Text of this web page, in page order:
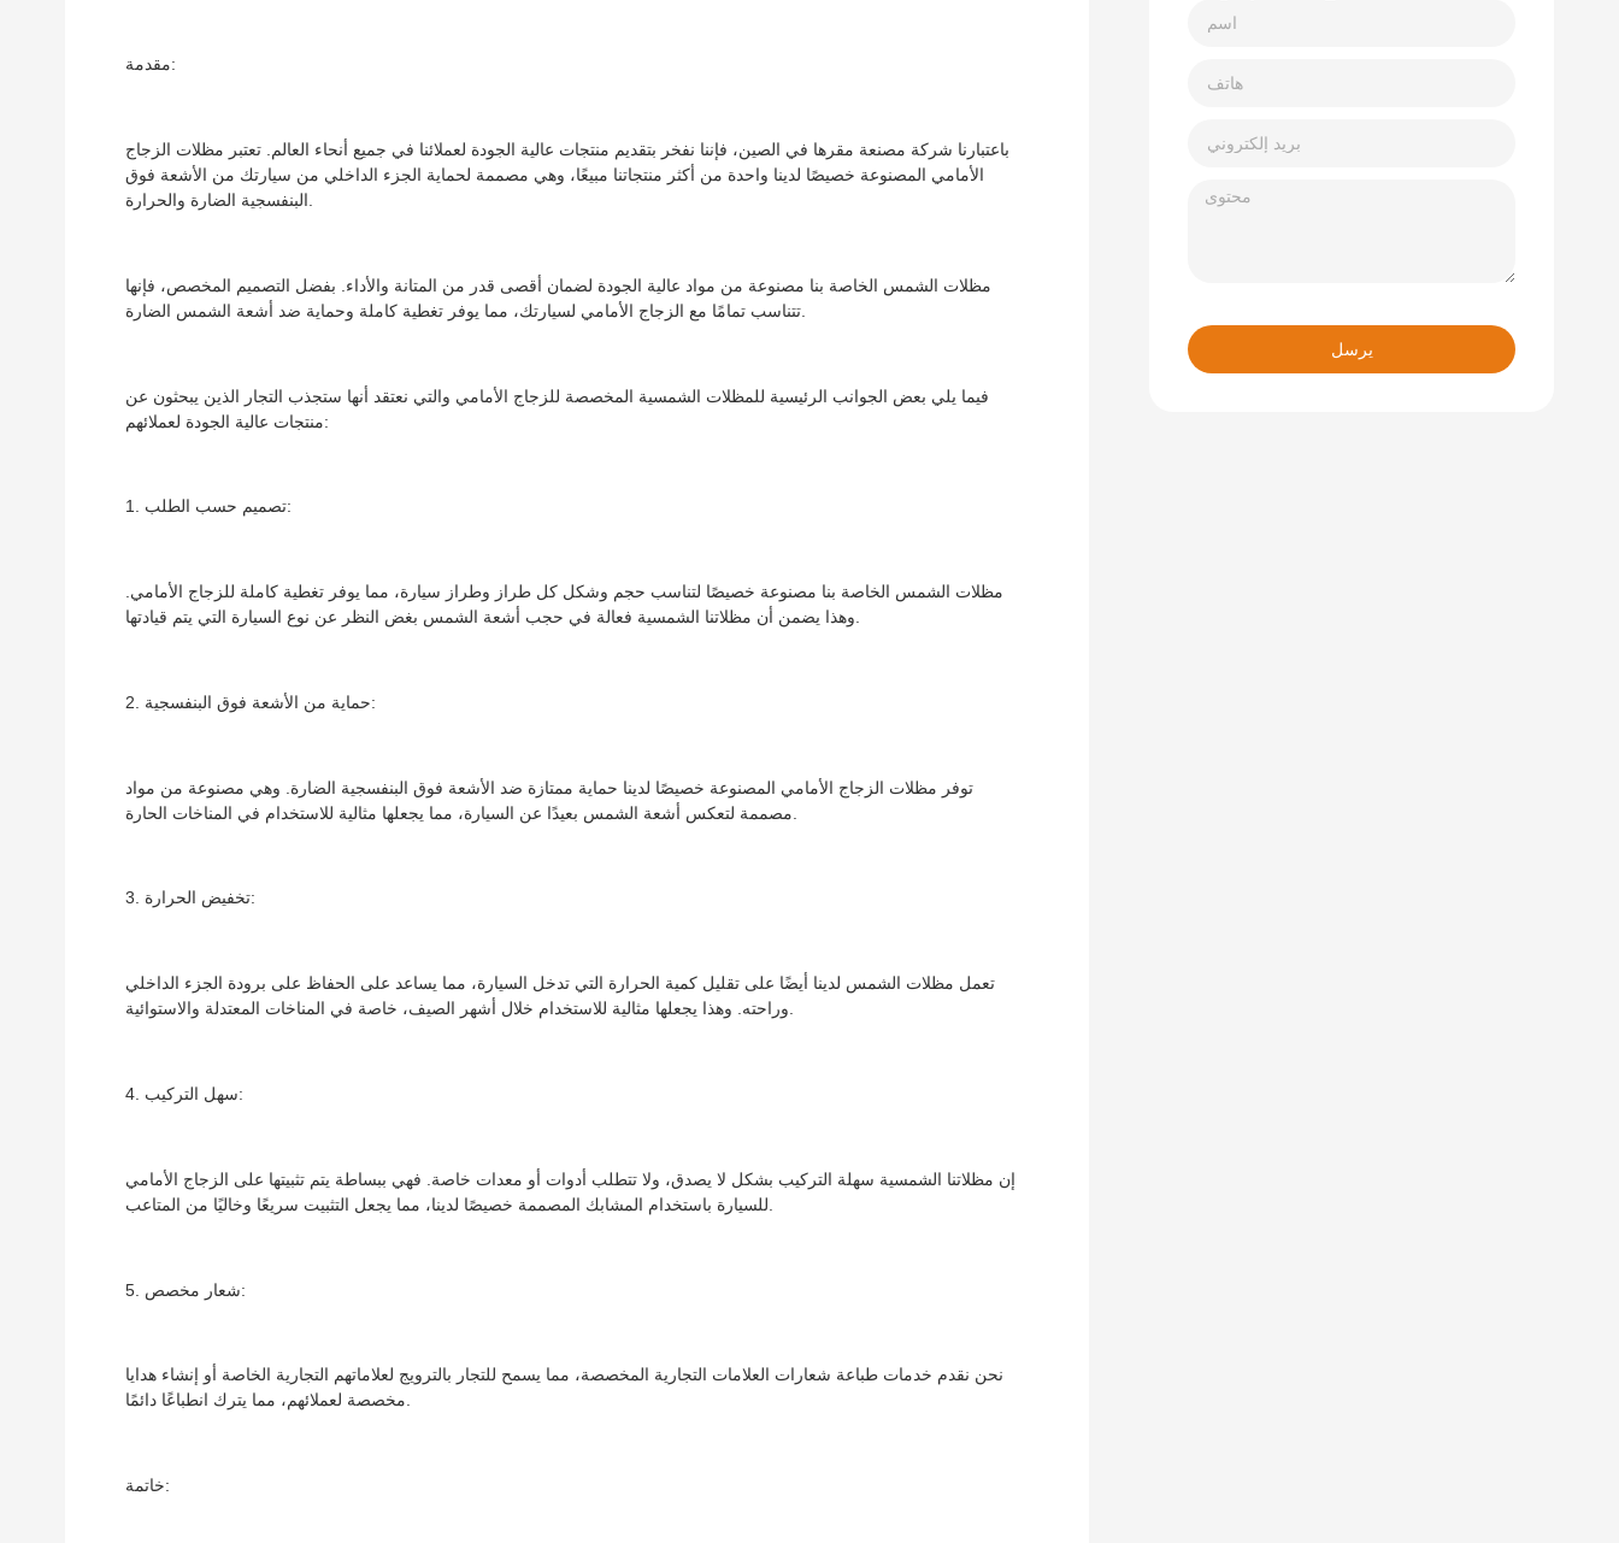
مقدمة:
باعتبارنا شركة مصنعة مقرها في الصين، فإننا نفخر بتقديم منتجات عالية الجودة لعملائنا في جميع أنحاء العالم. تعتبر مظلات الزجاج
الأمامي المصنوعة خصيصًا لدينا واحدة من أكثر منتجاتنا مبيعًا، وهي مصممة لحماية الجزء الداخلي من سيارتك من الأشعة فوق
مظلات الشمس الخاصة بنا مصنوعة من مواد عالية الجودة لضمان أقصى قدر من المتانة والأداء. بفضل التصميم المخصص، فإنها
تتناسب تمامًا مع الزجاج الأمامي لسيارتك، مما يوفر تغطية كاملة وحماية ضد أشعة الشمس الضارة.
فيما يلي بعض الجوانب الرئيسية للمظلات الشمسية المخصصة للزجاج الأمامي والتي نعتقد أنها ستجذب التجار الذين يبحثون عن
منتجات عالية الجودة لعملائهم:
1. تصميم حسب الطلب:
مظلات الشمس الخاصة بنا مصنوعة خصيصًا لتناسب حجم وشكل كل طراز وطراز سيارة، مما يوفر تغطية كاملة للزجاج الأمامي.
2. حماية من الأشعة فوق البنفسجية:
توفر مظلات الزجاج الأمامي المصنوعة خصيصًا لدينا حماية ممتازة ضد الأشعة فوق البنفسجية الضارة. وهي مصنوعة من مواد
3. تخفيض الحرارة:
تعمل مظلات الشمس لدينا أيضًا على تقليل كمية الحرارة التي تدخل السيارة، مما يساعد على الحفاظ على برودة الجزء الداخلي
وراحته. وهذا يجعلها مثالية للاستخدام خلال أشهر الصيف، خاصة في المناخات المعتدلة والاستوائية.
4. سهل التركيب:
إن مظلاتنا الشمسية سهلة التركيب بشكل لا يصدق، ولا تتطلب أدوات أو معدات خاصة. فهي ببساطة يتم تثبيتها على الزجاج الأمامي
5. شعار مخصص:
نحن نقدم خدمات طباعة شعارات العلامات التجارية المخصصة، مما يسمح للتجار بالترويج لعلاماتهم التجارية الخاصة أو إنشاء هدايا
مخصصة لعملائهم، مما يترك انطباعًا دائمًا.
خاتمة:
يرسل